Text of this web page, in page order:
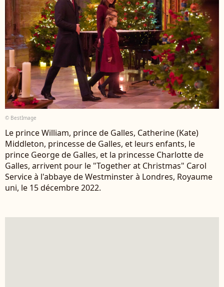
© BestImage
Le prince William, prince de Galles, Catherine (Kate)
Middleton, princesse de Galles, et leurs enfants, le
prince George de Galles, et la princesse Charlotte de
Galles, arrivent pour le "Together at Christmas" Carol
Service à l'abbaye de Westminster à Londres, Royaume
uni, le 15 décembre 2022.